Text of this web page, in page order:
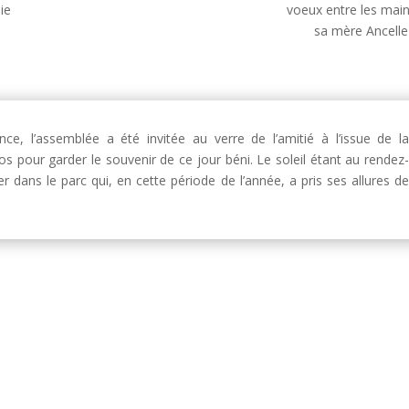
voeux entre les
sa mère Ancelle
l’assemblée a été invitée au verre de l’amitié à l’issue de la
pour garder le souvenir de ce jour béni. Le soleil étant au rendez-
le parc qui, en cette période de l’année, a pris ses allures de